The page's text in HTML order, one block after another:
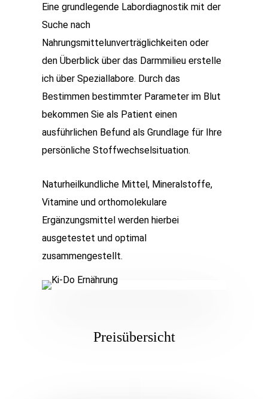
Eine grundlegende Labordiagnostik mit der
Suche nach
Nahrungsmittelunverträglichkeiten oder
den Überblick über das Darmmilieu erstelle
ich über Speziallabore. Durch das
Bestimmen bestimmter Parameter im Blut
bekommen Sie als Patient einen
ausführlichen Befund als Grundlage für Ihre
persönliche Stoffwechselsituation.
Naturheilkundliche Mittel, Mineralstoffe,
Vitamine und orthomolekulare
Ergänzungsmittel werden hierbei
ausgetestet und optimal
zusammengestellt.
Preisübersicht